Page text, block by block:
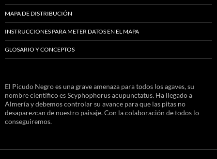
MAPA DE DISTRIBUCIÓN
INSTRUCCIONES PARA METER DATOS EN EL MAPA
GLOSARIO Y CONCEPTOS
El Picudo Negro es una grave amenaza para todos los agaves, su
nombre científico es Scyphophorus acupunctatus. Ha llegado a
Almería y debemos controlar su avance para que las pitas no
desaparezcan de nuestro paisaje. Con la colaboración de todos lo
conseguiremos.